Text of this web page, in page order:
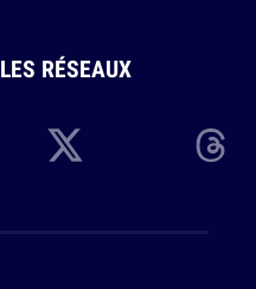
LES RÉSEAUX